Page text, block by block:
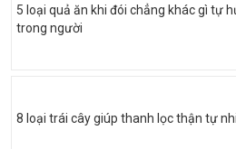
5 loại quả ăn khi đói chẳng khác gì tự
trong người
8 loại trái cây giúp thanh lọc thận tự